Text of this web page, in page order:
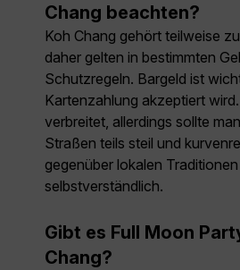
Chang beachten?
Koh Chang gehört teilweise
daher gelten in bestimmten
Schutzregeln. Bargeld ist
Kartenzahlung akzeptiert
verbreitet, allerdings sollte
Straßen teils steil und
gegenüber lokalen
selbstverständlich.
Gibt es Full Moon
Chang?